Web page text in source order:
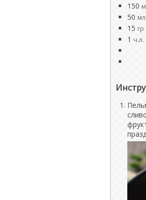
150
50 мл
15 гр
1 ч.л.